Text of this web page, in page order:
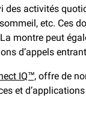
des activités
etc. Ces
montre peut
d’appels
IQ™, offre de
et